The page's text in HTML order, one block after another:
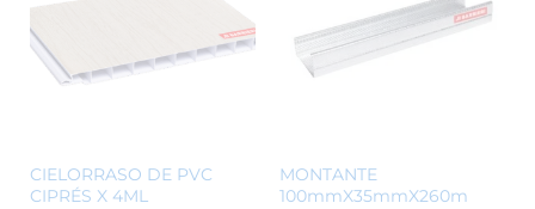
CIELORRASO DE PVC
CIPRÉS X 4ML
MONTANTE
100mmX35mmX260m